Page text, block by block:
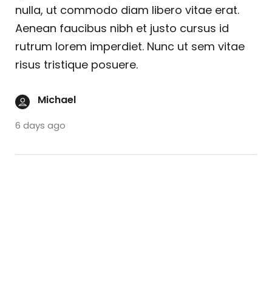
nulla, ut commodo diam libero vitae erat.
Aenean faucibus nibh et justo cursus id
rutrum lorem imperdiet. Nunc ut sem vitae
risus tristique posuere.
Michael
6 days ago